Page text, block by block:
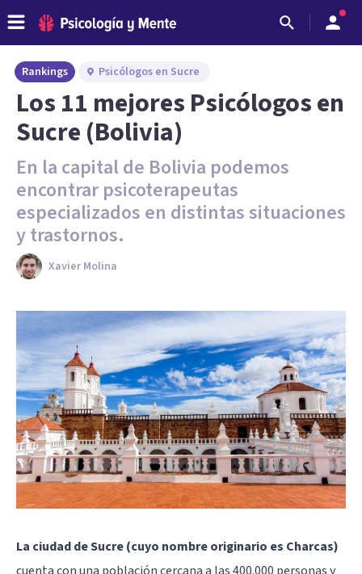
Rankings Psicólogos en Sucre
Los 11 mejores Psicólogos en
Sucre (Bolivia)
En la capital de Bolivia podemos
encontrar psicoterapeutas
especializados en distintas situaciones
y trastornos.
Xavier Molina
La ciudad de Sucre (cuyo nombre originario es Charcas)